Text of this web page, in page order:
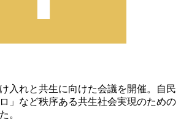
入れと共生に向けた会議を開催。自民
」など秩序ある共生社会実現のための
。